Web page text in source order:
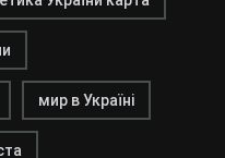
мир в Україні